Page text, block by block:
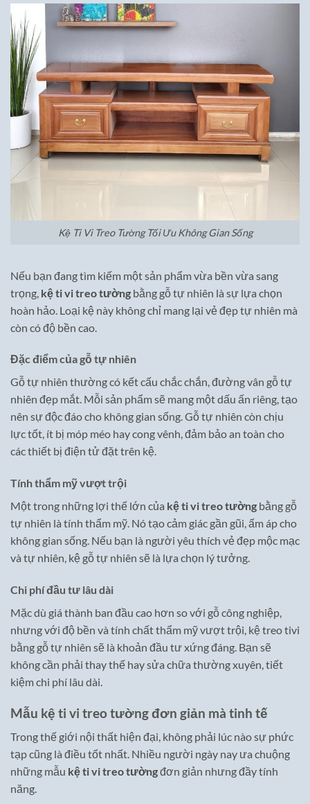
Kệ Ti Vi Treo Tường Tối Ưu Không Gian Sống
Nếu bạn đang tìm kiếm một sản phẩm vừa bền vừa sang
trọng, kệ ti vi treo tường bằng gỗ tự nhiên là sự lựa chọn
hoàn hảo. Loại kệ này không chỉ mang lại vẻ đẹp tự nhiên mà
còn có độ bền cao.
Đặc điểm của gỗ tự nhiên
Gỗ tự nhiên thường có kết cấu chắc chắn, đường vân gỗ tự
nhiên đẹp mắt. Mỗi sản phẩm sẽ mang một dấu ấn riêng, tạo
nên sự độc đáo cho không gian sống. Gỗ tự nhiên còn chịu
lực tốt, ít bị móp méo hay cong vênh, đảm bảo an toàn cho
các thiết bị điện tử đặt trên kệ.
Tính thẩm mỹ vượt trội
Một trong những lợi thế lớn của kệ ti vi treo tường bằng gỗ
tự nhiên là tính thẩm mỹ. Nó tạo cảm giác gần gũi, ấm áp cho
không gian sống. Nếu bạn là người yêu thích vẻ đẹp mộc mạc
và tự nhiên, kệ gỗ tự nhiên sẽ là lựa chọn lý tưởng.
Chi phí đầu tư lâu dài
Mặc dù giá thành ban đầu cao hơn so với gỗ công nghiệp,
nhưng với độ bền và tính chất thẩm mỹ vượt trội, kệ treo tivi
bằng gỗ tự nhiên sẽ là khoản đầu tư xứng đáng. Bạn sẽ
không cần phải thay thế hay sửa chữa thường xuyên, tiết
kiệm chi phí lâu dài.
Mẫu kệ ti vi treo tường đơn giản mà tinh tế
Trong thế giới nội thất hiện đại, không phải lúc nào sự phức
tạp cũng là điều tốt nhất. Nhiều người ngày nay ưa chuộng
những mẫu kệ ti vi treo tườngđơn giản nhưng đầy tính
năng.